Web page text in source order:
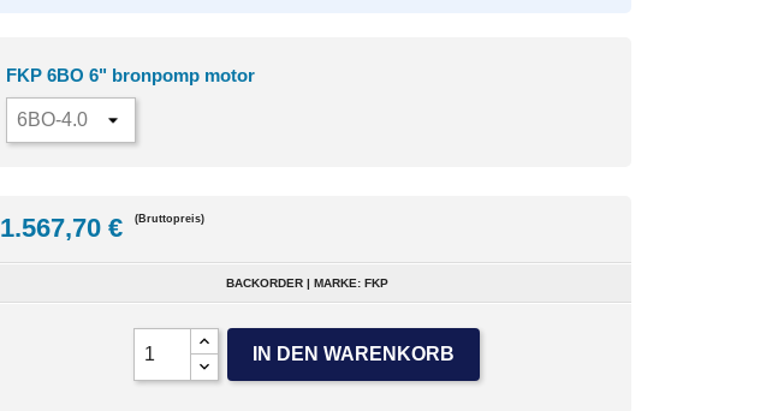
FKP 6BO 6" bronpomp motor
1.567,70 € (Bruttopreis)
BACKORDER | MARKE: FKP
IN DEN WARENKORB